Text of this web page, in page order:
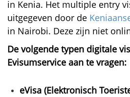
in Kenia. Het multiple entry
uitgegeven door de
in Nairobi. Deze zijn niet
De volgende typen digitale
Evisumservice aan te vragen:
eVisa (Elektronisch